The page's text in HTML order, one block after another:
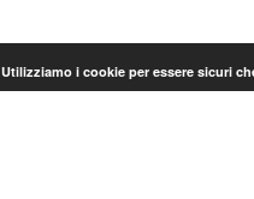
Utilizziamo i cookie per essere sicuri